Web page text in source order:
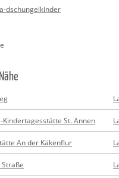
​dsc​hung​elki​nder
Kindertagesstätte St. Annen
An der Käkenflur